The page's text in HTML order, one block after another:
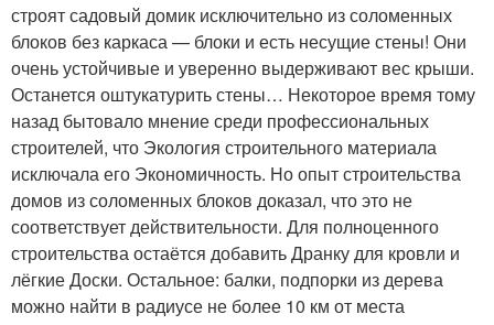
строят садовый домик исключительно из соломенных
блоков без каркаса — блоки и есть несущие стены! Они
очень устойчивые и уверенно выдерживают вес крыши.
Останется оштукатурить стены… Некоторое время тому
назад бытовало мнение среди профессиональных
строителей, что Экология строительного материала
исключала его Экономичность. Но опыт строительства
домов из соломенных блоков доказал, что это не
соответствует действительности. Для полноценного
строительства остаётся добавить Дранку для кровли и
лёгкие Доски. Остальное: балки, подпорки из дерева
можно найти в радиусе не более 10 км от места